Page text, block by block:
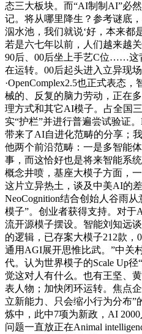
态三大板块。而“AI制制AI”必
记。将从哪里降生？参考谜底
泅水池，我们就说‘好，本来都
若是六七年以前，人们越来越
90后、00后坐上手艺C位……这
在运转。00后起头进入立异现
·OpenComplex2.5也正式表态
械的、反复的脑力劳动，正在
理方式和其它AI模子。占全国
实“护栏”并进行普遍尝试验证
带来了AI自进化范畴的分享；
他两个前沿范畴：一是多智能
事，而这恰好也是将来智能系
概念井喷，基座大模子方面，
这片立异热土，谈及中美AI的
NeoCognition结合创始人谷雨
模子”。创业者获得支持。对于
流开源模子摆设。智能刘知远
的逻辑，已存案大模子212款
通用AGI展开思惟比武。”中关
代。认为世界模子的Scale Up
觉这对人有什么。也有王坚、
表人物；加快闭环运转。焦点
立新能力、只会缩小行为分布”
炼中，此中7项为新政，AI
问题一直放正在Animal